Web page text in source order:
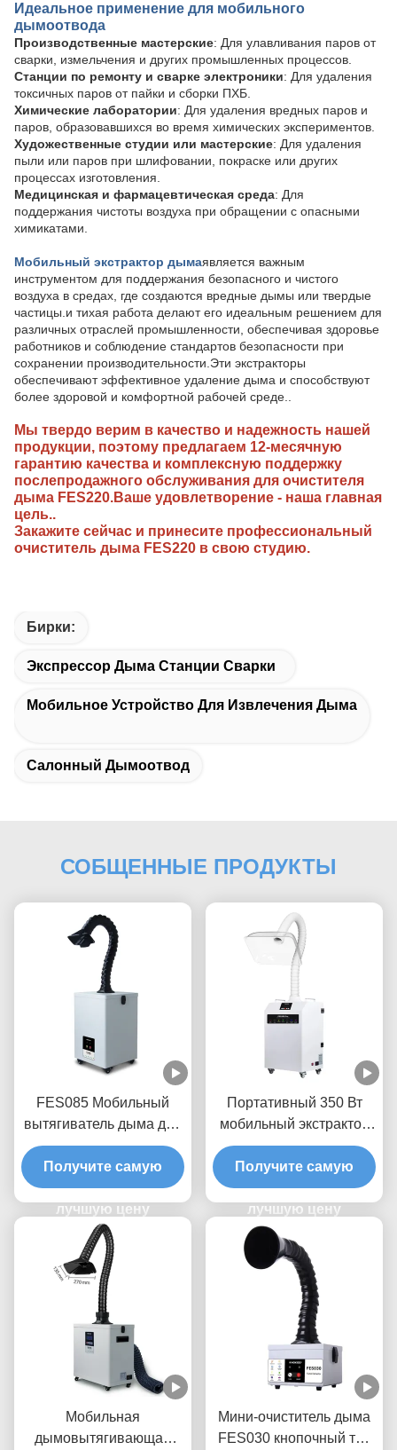
Идеальное применение для мобильного
дымоотвода
Производственные мастерские: Для улавливания паров от
сварки, измельчения и других промышленных процессов.
Станции по ремонту и сварке электроники: Для удаления
токсичных паров от пайки и сборки ПХБ.
Химические лаборатории: Для удаления вредных паров и
паров, образовавшихся во время химических экспериментов.
Художественные студии или мастерские: Для удаления
пыли или паров при шлифовании, покраске или других
процессах изготовления.
Медицинская и фармацевтическая среда: Для
поддержания чистоты воздуха при обращении с опасными
химикатами.
Мобильный экстрактор дымаявляется важным
инструментом для поддержания безопасного и чистого
воздуха в средах, где создаются вредные дымы или твердые
частицы.и тихая работа делают его идеальным решением для
различных отраслей промышленности, обеспечивая здоровье
работников и соблюдение стандартов безопасности при
сохранении производительности.Эти экстракторы
обеспечивают эффективное удаление дыма и способствуют
более здоровой и комфортной рабочей среде..
Мы твердо верим в качество и надежность нашей
продукции, поэтому предлагаем 12-месячную
гарантию качества и комплексную поддержку
послепродажного обслуживания для очистителя
дыма FES220.Ваше удовлетворение - наша главная
цель..
Закажите сейчас и принесите профессиональный
очиститель дыма FES220 в свою студию.
Бирки:
Экспрессор Дыма Станции Сварки
Мобильное Устройство Для Извлечения Дыма
Салонный Дымоотвод
СОБЩЕННЫЕ ПРОДУКТЫ
FES085 Мобильный
вытягиватель дыма для
сварки с 99,9%
фильтрацией
мощностью 85 Вт и
объемом воздуха 200
м3/ч для небольших
рабочих мест
Получите самую
лучшую цену
Портативный 350 Вт
мобильный экстрактор
дыма с фильтром HEPA
для салонов красоты и
стоматологических
клиник
Получите самую
лучшую цену
Мобильная
дымовытягивающая
Мини-очиститель дыма
FES030 кнопочный тип